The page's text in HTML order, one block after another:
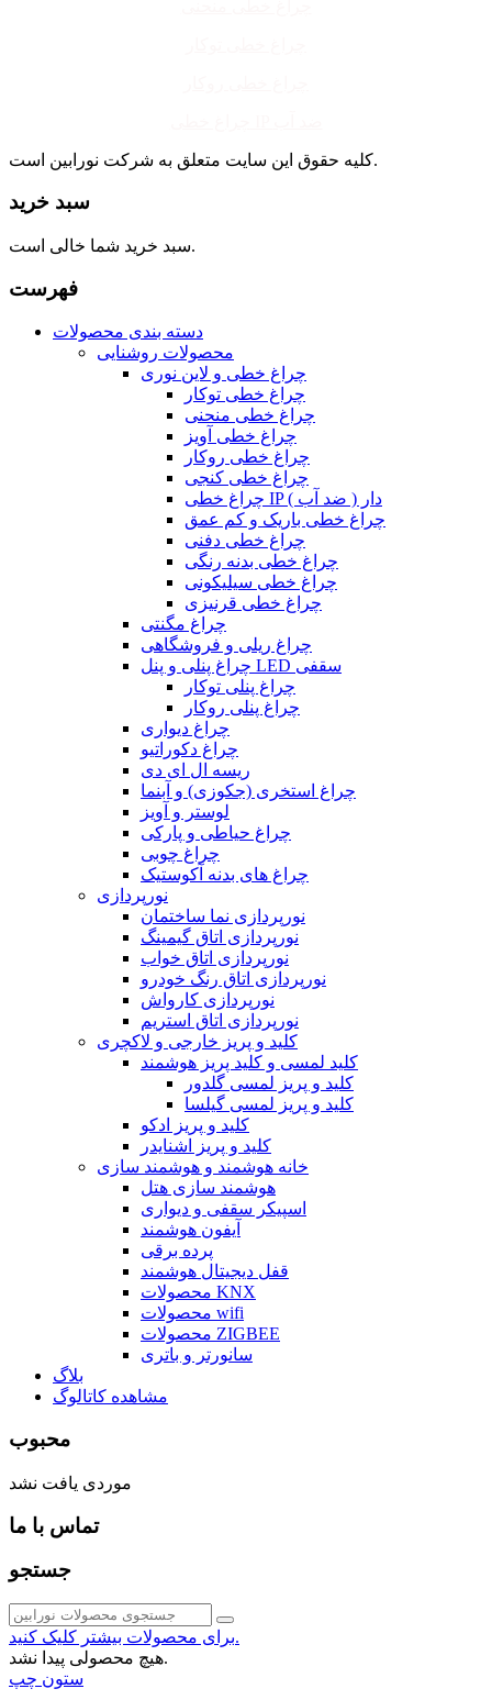
کلیه حقوق این سایت متعلق به شرکت نورابین است.
سبد خرید
سبد خرید شما خالی است.
فهرست
دسته بندی محصولات
محصولات روشنایی
چراغ خطی و لاین نوری
چراغ خطی توکار
چراغ خطی منحنی
چراغ خطی آویز
چراغ خطی روکار
چراغ خطی کنجی
چراغ خطی IP دار ( ضد آب )
چراغ خطی باریک و کم عمق
چراغ خطی دفنی
چراغ خطی بدنه رنگی
چراغ خطی سیلیکونی
چراغ خطی قرنیزی
چراغ مگنتی
چراغ ریلی و فروشگاهی
چراغ پنلی و پنل LED سقفی
چراغ پنلی توکار
چراغ پنلی روکار
چراغ دیواری
چراغ دکوراتیو
ریسه ال ای دی
چراغ استخری (جکوزی) و آبنما
لوستر و آویز
چراغ حیاطی و پارکی
چراغ چوبی
چراغ های بدنه آکوستیک
نورپردازی
نورپردازی نما ساختمان
نورپردازی اتاق گیمینگ
نورپردازی اتاق خواب
نورپردازی اتاق رنگ خودرو
نورپردازی کارواش
نورپردازی اتاق استریم
کلید و پریز خارجی و لاکچری
کلید لمسی و کلید پریز هوشمند
کلید و پریز لمسی گلدور
کلید و پریز لمسی گیلسا
کلید و پریز ادکو
کلید و پریز اشنایدر
خانه هوشمند و هوشمند سازی
هوشمند سازی هتل
اسپیکر سقفی و دیواری
آیفون هوشمند
پرده برقی
قفل دیجیتال هوشمند
محصولات KNX
محصولات wifi
محصولات ZIGBEE
سانورتر و باتری
بلاگ
مشاهده کاتالوگ
محبوب
موردی یافت نشد
تماس با ما
جستجو
برای محصولات بیشتر کلیک کنید.
هیچ محصولی پیدا نشد.
ستون چپ